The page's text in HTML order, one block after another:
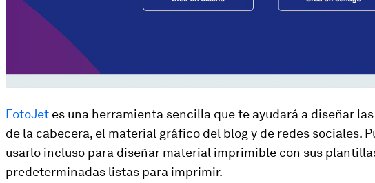
FotoJet es una herramienta sencilla que te ayudará a diseñar
de la cabecera, el material gráfico del blog y de redes sociales.
usarlo incluso para diseñar material imprimible con sus
predeterminadas listas para imprimir.